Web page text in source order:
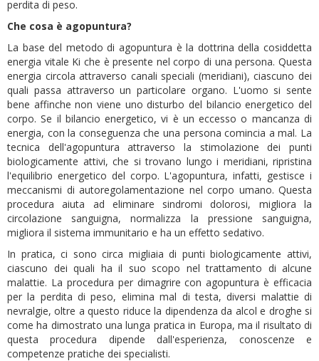
perdita di peso.
Che cosa è agopuntura?
La base del metodo di agopuntura è la dottrina della cosiddetta
energia vitale Ki che è presente nel corpo di una persona. Questa
energia circola attraverso canali speciali (meridiani), ciascuno dei
quali passa attraverso un particolare organo. L'uomo si sente
bene affinche non viene uno disturbo del bilancio energetico del
corpo. Se il bilancio energetico, vi è un eccesso o mancanza di
energia, con la conseguenza che una persona comincia a mal. La
tecnica dell'agopuntura attraverso la stimolazione dei punti
biologicamente attivi, che si trovano lungo i meridiani, ripristina
l'equilibrio energetico del corpo. L'agopuntura, infatti, gestisce i
meccanismi di autoregolamentazione nel corpo umano. Questa
procedura aiuta ad eliminare sindromi dolorosi, migliora la
circolazione sanguigna, normalizza la pressione sanguigna,
migliora il sistema immunitario e ha un effetto sedativo.
In pratica, ci sono circa migliaia di punti biologicamente attivi,
ciascuno dei quali ha il suo scopo nel trattamento di alcune
malattie. La procedura per dimagrire con agopuntura è efficacia
per la perdita di peso, elimina mal di testa, diversi malattie di
nevralgie, oltre a questo riduce la dipendenza da alcol e droghe si
come ha dimostrato una lunga pratica in Europa, ma il risultato di
questa procedura dipende dall'esperienza, conoscenze e
competenze pratiche dei specialisti.